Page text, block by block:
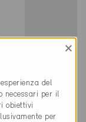
×
del
necessari per il
obiettivi
per